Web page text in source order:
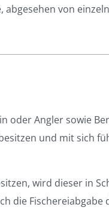
abgesehen von
oder Angler sowie
und mit sich
wird dieser in
die Fischereiabgabe